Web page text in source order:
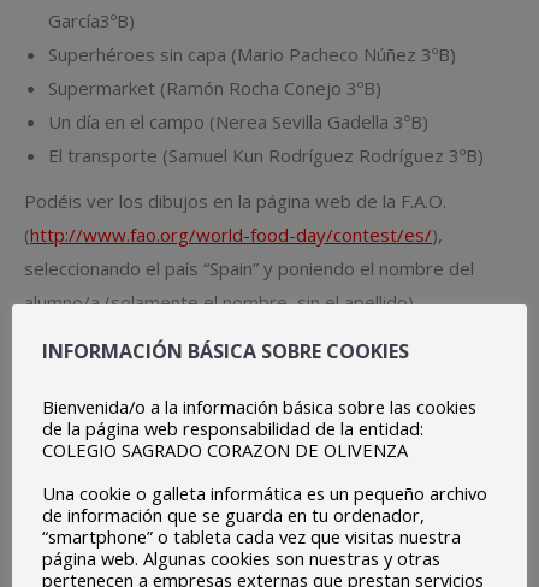
García3ºB)
Superhéroes sin capa (Mario Pacheco Núñez 3ºB)
Supermarket (Ramón Rocha Conejo 3ºB)
Un día en el campo (Nerea Sevilla Gadella 3ºB)
El transporte (Samuel Kun Rodríguez Rodríguez 3ºB)
Podéis ver los dibujos en la página web de la F.A.O.
(http://www.fao.org/world-food-day/contest/es/),
seleccionando el país “Spain” y poniendo el nombre del
alumno/a (solamente el nombre, sin el apellido).
Desde el colegio queremos dar la enhorabuena a todos los
INFORMACIÓN BÁSICA SOBRE COOKIES
Bienvenida/o a la información básica sobre las cookies
de la página web responsabilidad de la entidad:
COLEGIO SAGRADO CORAZON DE OLIVENZA
Una cookie o galleta informática es un pequeño archivo
de información que se guarda en tu ordenador,
“smartphone” o tableta cada vez que visitas nuestra
página web. Algunas cookies son nuestras y otras
pertenecen a empresas externas que prestan servicios